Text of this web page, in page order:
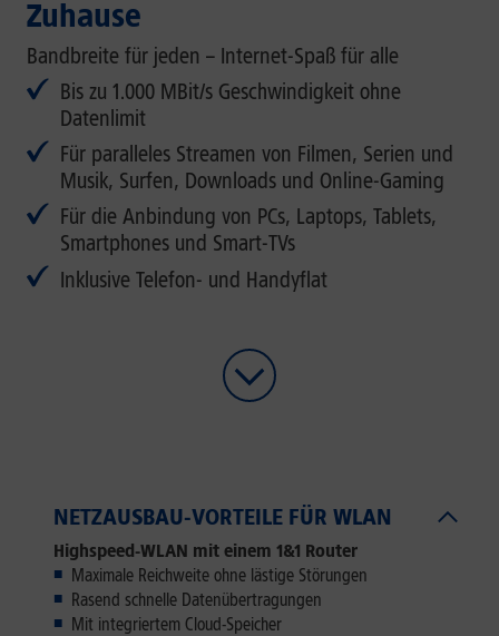
Zuhause
Bandbreite für jeden – Internet-Spaß für alle
Bis zu 1.000 MBit/s Geschwindigkeit ohne
Datenlimit
Für paralleles Streamen von Filmen, Serien und
Musik, Surfen, Downloads und Online-Gaming
Für die Anbindung von PCs, Laptops, Tablets,
Smartphones und Smart-TVs
Inklusive Telefon- und Handyflat
NETZAUSBAU-VORTEILE FÜR WLAN
Highspeed-WLAN mit einem 1&1 Router
Maximale Reichweite ohne lästige Störungen
Rasend schnelle Datenübertragungen
Mit integriertem Cloud-Speicher